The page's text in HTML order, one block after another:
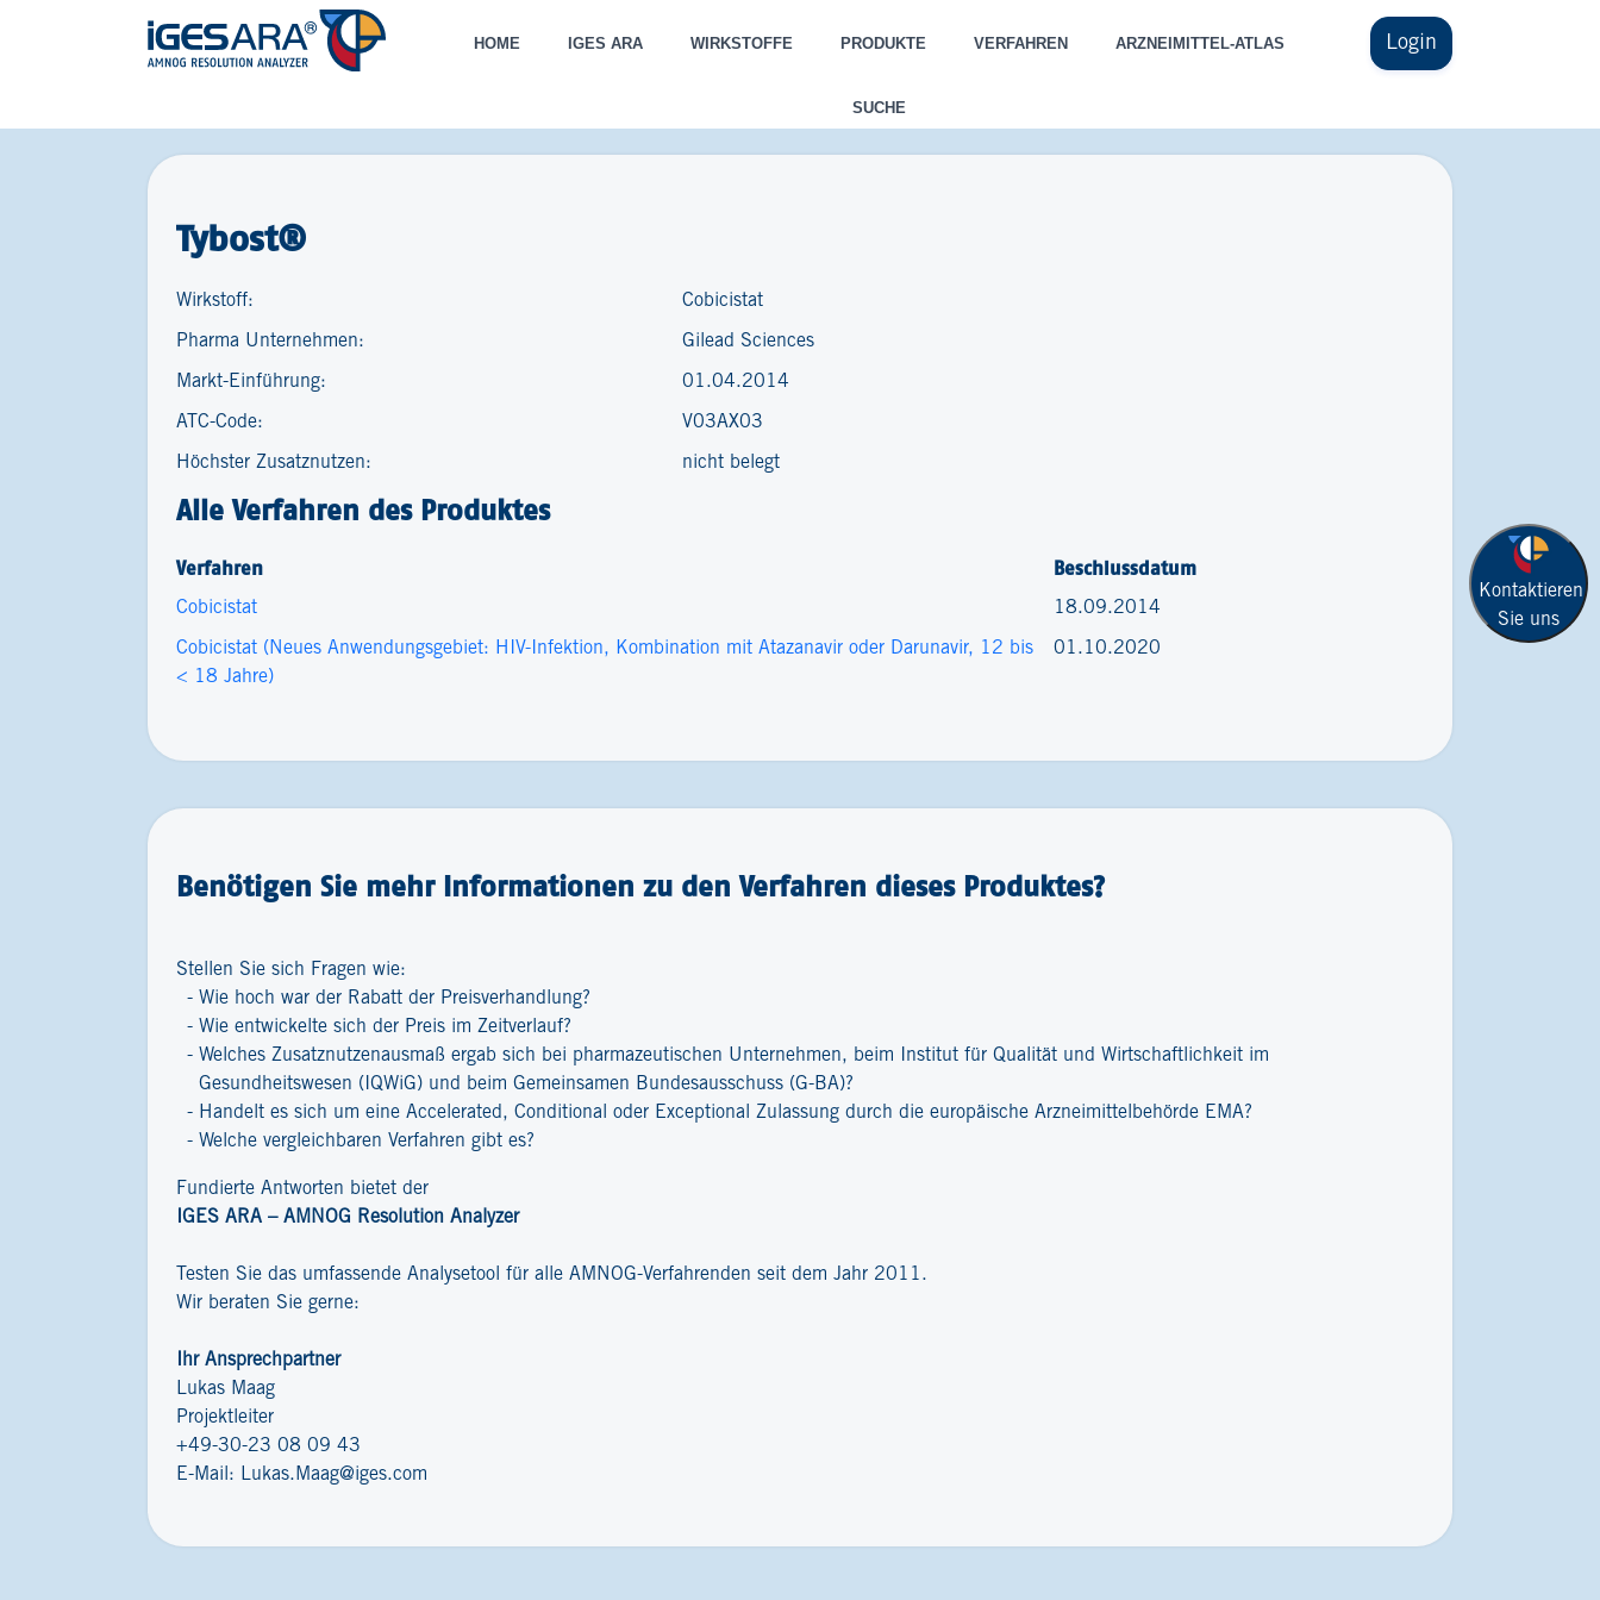
Login
HOME IGES ARA WIRKSTOFFE PRODUKTE VERFAHREN ARZNEIMITTEL-ATLAS
SUCHE
Kontaktieren
Sie uns
Tybost®
Wirkstoff: Cobicistat
Pharma Unternehmen: Gilead Sciences
Markt-Einführung: 01.04.2014
ATC-Code: V03AX03
Höchster Zusatznutzen: nicht belegt
Alle Verfahren des Produktes
Verfahren Beschlussdatum
Cobicistat 18.09.2014
Cobicistat (Neues Anwendungsgebiet: HIV-​Infektion, Kombination mit Atazanavir oder Darunavir, 12 bis
< 18 Jahre)
01.10.2020
Benötigen Sie mehr Informationen zu den Verfahren dieses Produktes?
Stellen Sie sich Fragen wie:
Wie hoch war der Rabatt der Preisverhandlung?
Wie entwickelte sich der Preis im Zeitverlauf?
Welches Zusatznutzenausmaß ergab sich bei pharmazeutischen Unternehmen, beim Institut für Qualität und Wirtschaftlichkeit im
Gesundheitswesen (IQWiG) und beim Gemeinsamen Bundesausschuss (G-BA)?
Handelt es sich um eine Accelerated, Conditional oder Exceptional Zulassung durch die europäische Arzneimittelbehörde EMA?
Welche vergleichbaren Verfahren gibt es?
Fundierte Antworten bietet der
IGES ARA – AMNOG Resolution Analyzer
Testen Sie das umfassende Analysetool für alle AMNOG-Verfahrenden seit dem Jahr 2011.
Wir beraten Sie gerne:
Ihr Ansprechpartner
Lukas Maag
Projektleiter
+49-30-23 08 09 43
E-Mail: Lukas.Maag@iges.com